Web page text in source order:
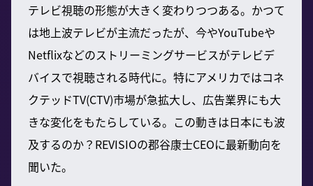
テレビ視聴の形態が大きく変わりつつある。かつて
は地上波テレビが主流だったが、今やYouTubeや
Netflixなどのストリーミングサービスがテレビデ
バイスで視聴される時代に。特にアメリカではコネ
クテッドTV(CTV)市場が急拡大し、広告業界にも大
きな変化をもたらしている。この動きは日本にも波
及するのか？REVISIOの郡谷康士CEOに最新動向を
聞いた。